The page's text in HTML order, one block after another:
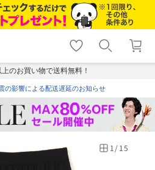
shopping_cart lock_outline
ログイン
のお買い物で送料無料！
の影響による配送遅延のお知らせ
1/15